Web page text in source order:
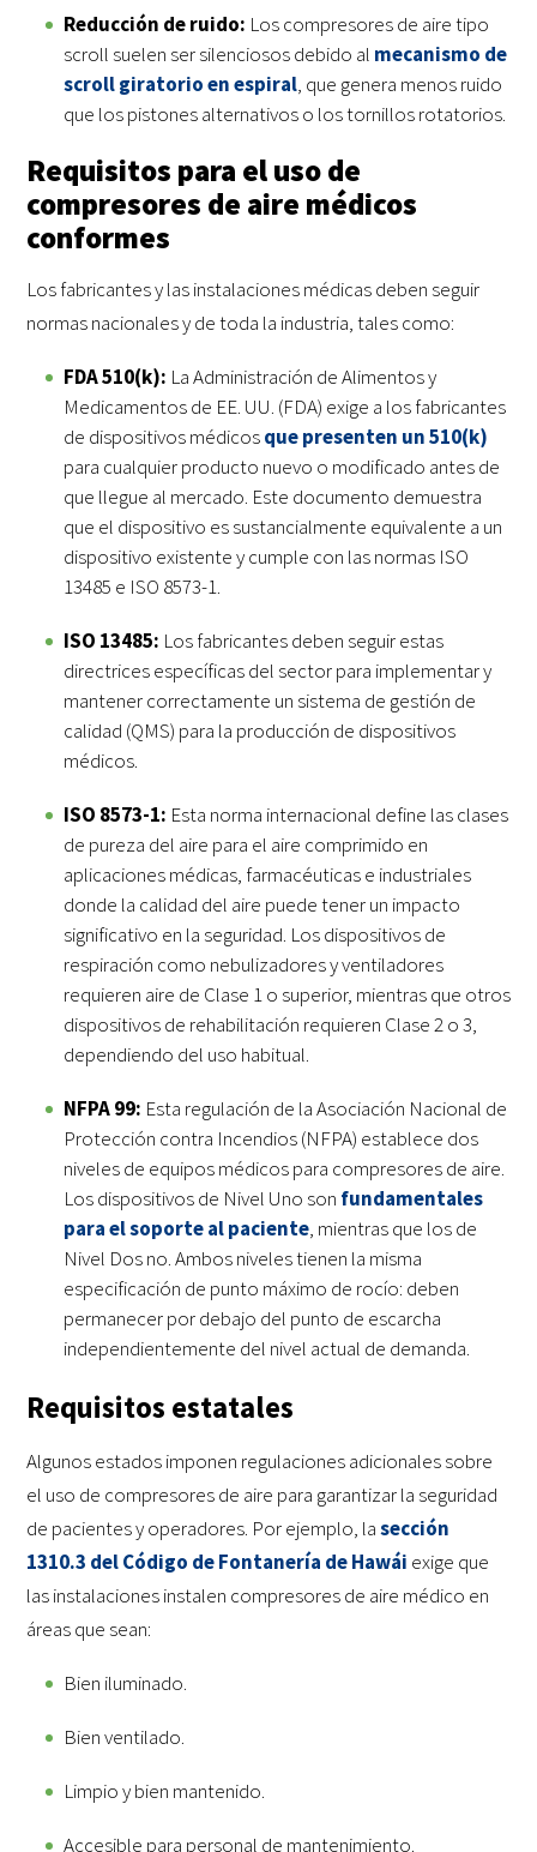
Reducción de ruido: Los compresores de aire tipo
scroll suelen ser silenciosos debido al mecanismo de
scroll giratorio en espiral, que genera menos ruido
que los pistones alternativos o los tornillos rotatorios.
Requisitos para el uso de
compresores de aire médicos
conformes
Los fabricantes y las instalaciones médicas deben seguir
normas nacionales y de toda la industria, tales como:
FDA 510(k): La Administración de Alimentos y
Medicamentos de EE. UU. (FDA) exige a los fabricantes
de dispositivos médicosque presenten un 510(k)
para cualquier producto nuevo o modificado antes de
que llegue al mercado. Este documento demuestra
que el dispositivo es sustancialmente equivalente a un
dispositivo existente y cumple con las normas ISO
13485 e ISO 8573-1.
ISO 13485: Los fabricantes deben seguir estas
directrices específicas del sector para implementar y
mantener correctamente un sistema de gestión de
calidad (QMS) para la producción de dispositivos
médicos.
ISO 8573-1: Esta norma internacional define las clases
de pureza del aire para el aire comprimido en
aplicaciones médicas, farmacéuticas e industriales
donde la calidad del aire puede tener un impacto
significativo en la seguridad. Los dispositivos de
respiración como nebulizadores y ventiladores
requieren aire de Clase 1 o superior, mientras que otros
dispositivos de rehabilitación requieren Clase 2 o 3,
dependiendo del uso habitual.
NFPA 99: Esta regulación de la Asociación Nacional de
Protección contra Incendios (NFPA) establece dos
niveles de equipos médicos para compresores de aire.
Los dispositivos de Nivel Uno son fundamentales
para el soporte al paciente, mientras que los de
Nivel Dos no. Ambos niveles tienen la misma
especificación de punto máximo de rocío: deben
permanecer por debajo del punto de escarcha
independientemente del nivel actual de demanda.
Requisitos estatales
Algunos estados imponen regulaciones adicionales sobre
el uso de compresores de aire para garantizar la seguridad
de pacientes y operadores. Por ejemplo, lasección
1310.3 del Código de Fontanería de Hawái exige que
las instalaciones instalen compresores de aire médico en
áreas que sean:
Bien iluminado.
Bien ventilado.
Limpio y bien mantenido.
Accesible para personal de mantenimiento.